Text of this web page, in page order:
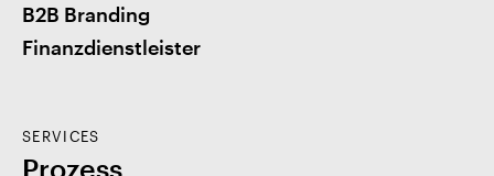
B2B Branding
Finanzdienstleister
SERVICES
Prozess